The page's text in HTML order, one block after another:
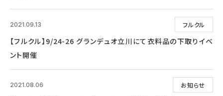
フルクル
2021.09.13
【フルクル】9/24-26 グランデュオ立川にて衣料品の下取りイベ
ント開催
お知らせ
2021.08.06